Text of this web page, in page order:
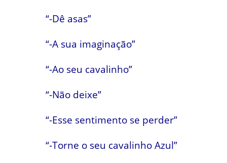
“-Dê asas”
“-A sua imaginação”
“-Ao seu cavalinho”
“-Não deixe”
“-Esse sentimento se perder”
“-Torne o seu cavalinho Azul”